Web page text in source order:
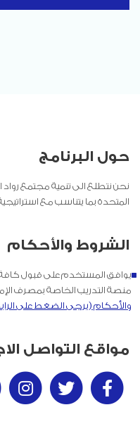
حول البرنامج
نحن نتطلع الى تنمية مجتمع رواد
المتحدة بما يتناسب مع
الشروط والأحكام
يوافق المستخدم على قبول
منصة التدريب الخاصة بمصرف
والأحكام (يرجى الضغط على
مواقع التواصل